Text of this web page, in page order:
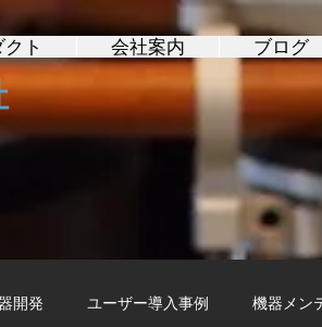
ト 会社案内 ブログ
開発 ユーザー導入事例 機器メン